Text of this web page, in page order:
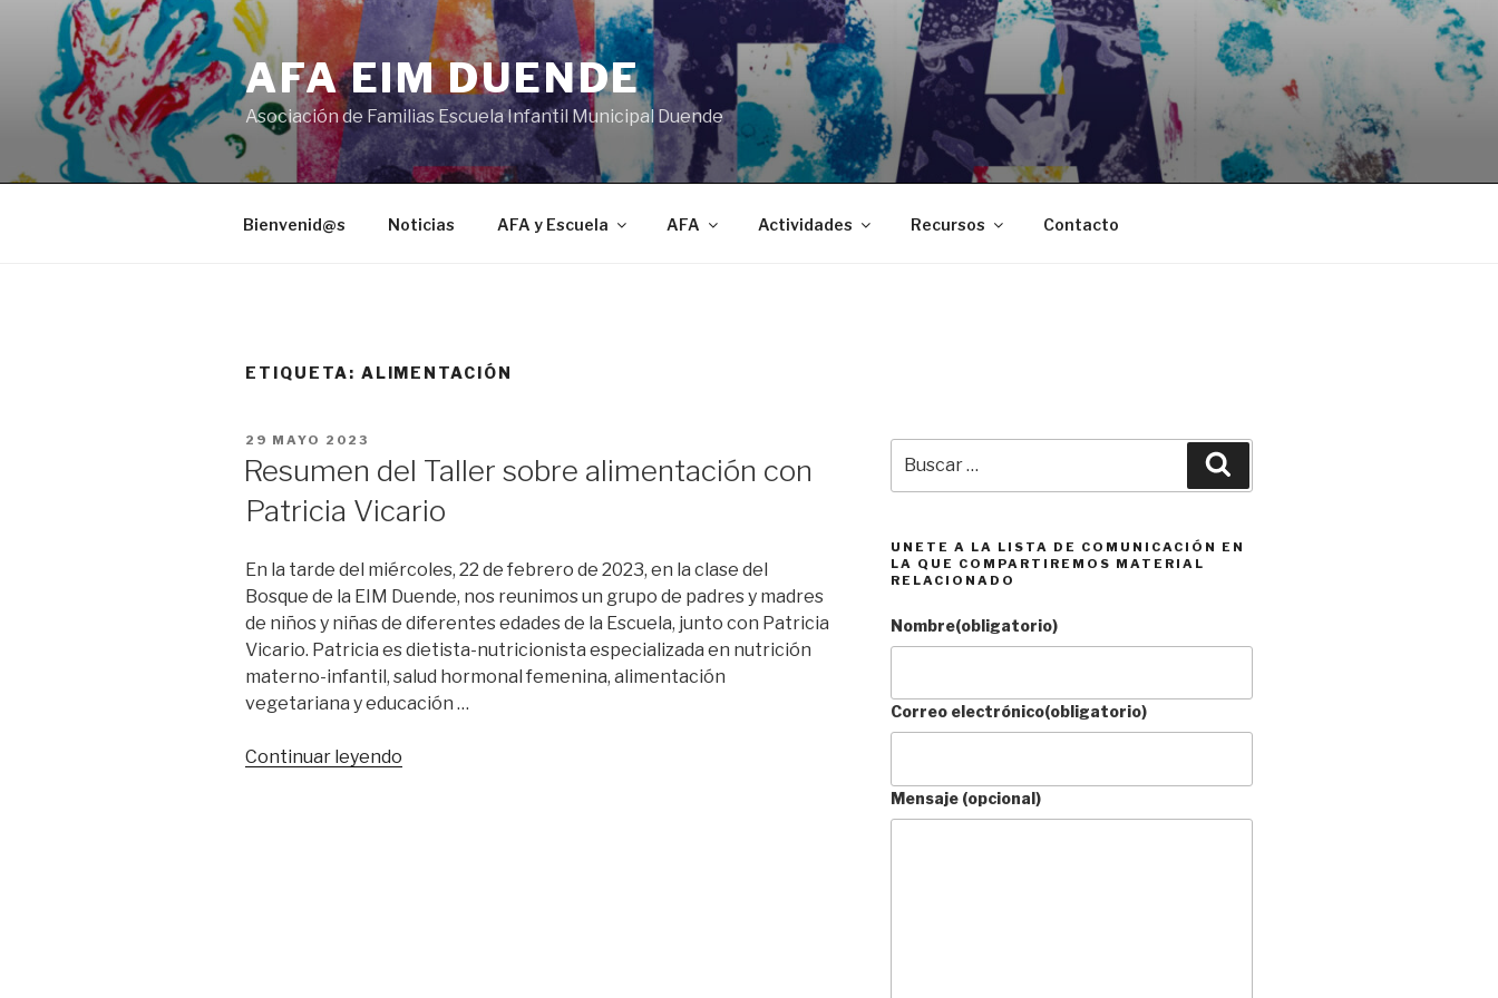
contenido
AFA EIM DUENDE
Asociación de Familias Escuela Infantil Municipal Duende
Bienvenid@s Noticias AFA y Escuela AFA Actividades Recursos Contacto
ETIQUETA: ALIMENTACIÓN
PUBLICADO
29 MAYO 2023
Resumen del Taller sobre alimentación con
Patricia Vicario
En la tarde del miércoles, 22 de febrero de 2023, en la clase del
Bosque de la EIM Duende, nos reunimos un grupo de padres y madres
de niños y niñas de diferentes edades de la Escuela, junto con Patricia
Vicario. Patricia es dietista-nutricionista especializada en nutrición
materno-infantil, salud hormonal femenina, alimentación
vegetariana y educación …
Continuar leyendo
por:
UNETE A LA LISTA DE COMUNICACIÓN EN
LA QUE COMPARTIREMOS MATERIAL
RELACIONADO
Nombre(obligatorio)
Correo electrónico(obligatorio)
Mensaje (opcional)